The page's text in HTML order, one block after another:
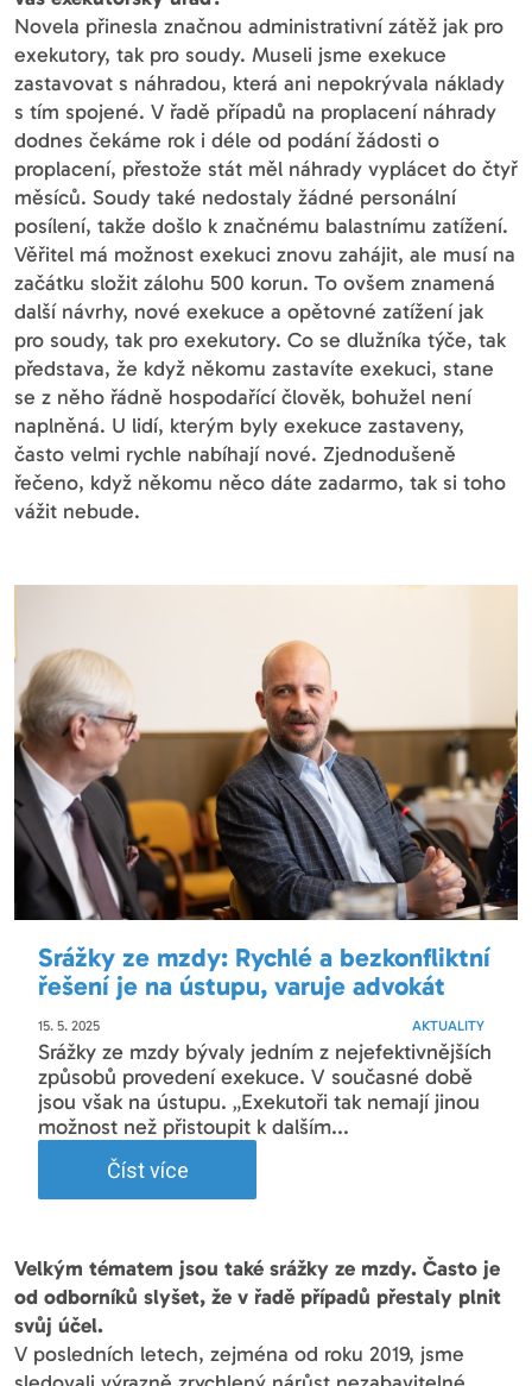
Novela přinesla značnou administrativní zátěž jak pro
exekutory, tak pro soudy. Museli jsme exekuce
zastavovat s náhradou, která ani nepokrývala náklady
s tím spojené. V řadě případů na proplacení náhrady
dodnes čekáme rok i déle od podání žádosti o
proplacení, přestože stát měl náhrady vyplácet do čtyř
měsíců. Soudy také nedostaly žádné personální
posílení, takže došlo k značnému balastnímu zatížení.
Věřitel má možnost exekuci znovu zahájit, ale musí na
začátku složit zálohu 500 korun. To ovšem znamená
další návrhy, nové exekuce a opětovné zatížení jak
pro soudy, tak pro exekutory. Co se dlužníka týče, tak
představa, že když někomu zastavíte exekuci, stane
se z něho řádně hospodařící člověk, bohužel není
naplněná. U lidí, kterým byly exekuce zastaveny,
často velmi rychle nabíhají nové. Zjednodušeně
řečeno, když někomu něco dáte zadarmo, tak si toho
vážit nebude.
Srážky ze mzdy: Rychlé a bezkonfliktní
řešení je na ústupu, varuje advokát
15. 5. 2025 AKTUALITY
Srážky ze mzdy bývaly jedním z nejefektivnějších
způsobů provedení exekuce. V současné době
jsou však na ústupu. „Exekutoři tak nemají jinou
možnost než přistoupit k dalším...
Číst více
Velkým tématem jsou také srážky ze mzdy. Často je
od odborníků slyšet, že v řadě případů přestaly plnit
svůj účel.
V posledních letech, zejména od roku 2019, jsme